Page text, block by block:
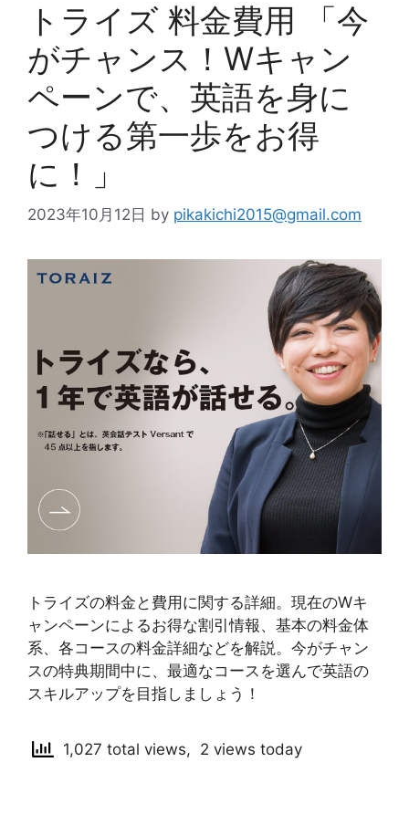
トライズ 料金費用 「今
がチャンス！Wキャン
ペーンで、英語を身に
つける第一歩をお得
に！」
2023年10月12日 by pikakichi2015@gmail.com
トライズの料金と費用に関する詳細。現在のWキ
ャンペーンによるお得な割引情報、基本の料金体
系、各コースの料金詳細などを解説。今がチャン
スの特典期間中に、最適なコースを選んで英語の
スキルアップを目指しましょう！
1,027 total views, 2 views today